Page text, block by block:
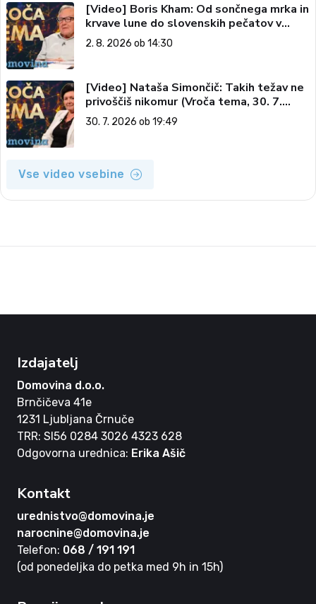
[Video] Boris Kham: Od sončnega mrka in
krvave lune do slovenskih pečatov v
vesolju (Vroča tema, 2. 8. 2026)
2. 8. 2026 ob 14:30
[Video] Nataša Simončič: Takih težav ne
privoščiš nikomur (Vroča tema, 30. 7.
2026)
30. 7. 2026 ob 19:49
Vse video vsebine
Izdajatelj
Domovina d.o.o.
Brnčičeva 41e
1231 Ljubljana Črnuče
TRR: SI56 0284 3026 4323 628
Odgovorna urednica: Erika Ašič
Kontakt
urednistvo@domovina.je
narocnine@domovina.je
Telefon: 068 / 191 191
(od ponedeljka do petka med 9h in 15h)